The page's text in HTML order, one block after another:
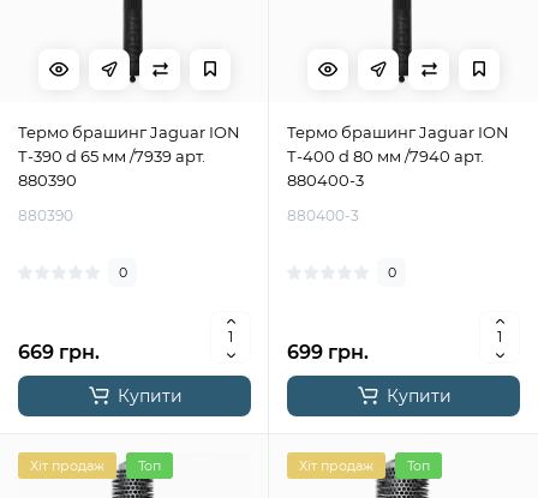
Термо брашинг Jaguar ION
Т-390 d 65 мм /7939 арт.
880390
880390
0
669 грн.
Купити
Термо брашинг Jaguar ION
Т-400 d 80 мм /7940 арт.
880400-3
880400-3
0
699 грн.
Купити
Хіт продаж Топ Хіт продаж Топ